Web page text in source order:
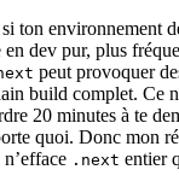
ton environnement
en dev pur, plus
peut provoquer
build complet. Ce
20 minutes à te
quoi. Donc mon
n’efface .next entier